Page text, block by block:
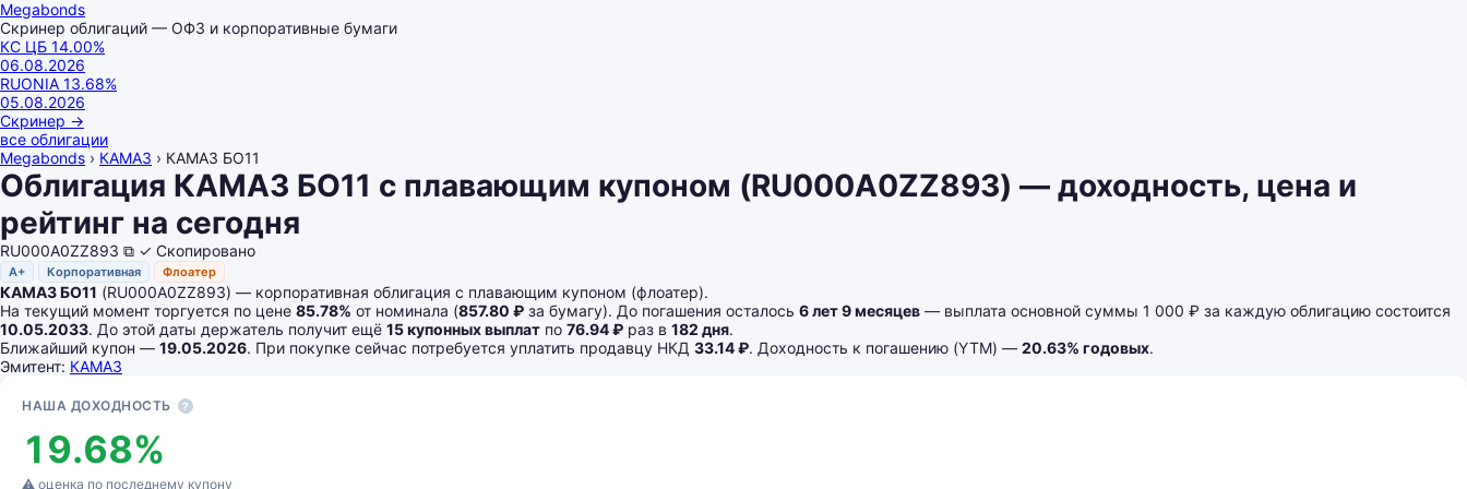
Megabonds
Скринер облигаций — ОФЗ и корпоративные бумаги
КС ЦБ 14.00%
06.08.2026
RUONIA 13.68%
05.08.2026
Скринер →
все облигации
Megabonds › КАМАЗ › КАМАЗ БО11
Облигация КАМАЗ БО11 с плавающим купоном (RU000A0ZZ893) — доходность, цена и
рейтинг на сегодня
RU000A0ZZ893 ⧉ ✓ Скопировано
A+ Корпоративная Флоатер
КАМАЗ БО11 (RU000A0ZZ893) — корпоративная облигация с плавающим купоном (флоатер).
На текущий момент торгуется по цене 85.78% от номинала (857.80 ₽ за бумагу). До погашения осталось 6 лет 9 месяцев — выплата основной суммы 1 000 ₽ за каждую облигацию состоится
10.05.2033. До этой даты держатель получит ещё 15 купонных выплат по 76.94 ₽ раз в 182 дня.
Ближайший купон — 19.05.2026. При покупке сейчас потребуется уплатить продавцу НКД 33.14 ₽. Доходность к погашению (YTM) — 20.63% годовых.
Эмитент: КАМАЗ
НАША ДОХОДНОСТЬ ?
19.68%
⚠ оценка по последнему купону